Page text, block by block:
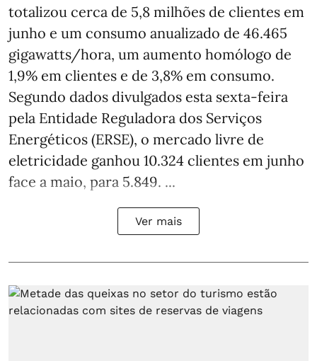
totalizou cerca de 5,8 milhões de clientes em
junho e um consumo anualizado de 46.465
gigawatts/hora, um aumento homólogo de
1,9% em clientes e de 3,8% em consumo.
Segundo dados divulgados esta sexta-feira
pela Entidade Reguladora dos Serviços
Energéticos (ERSE), o mercado livre de
eletricidade ganhou 10.324 clientes em junho
face a maio, para 5.849. ...
Ver mais